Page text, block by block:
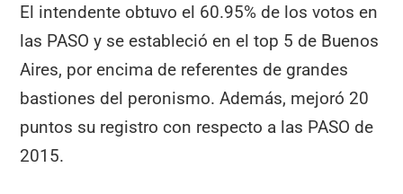
El intendente obtuvo el 60.95% de los votos en
las PASO y se estableció en el top 5 de Buenos
Aires, por encima de referentes de grandes
bastiones del peronismo. Además, mejoró 20
puntos su registro con respecto a las PASO de
2015.